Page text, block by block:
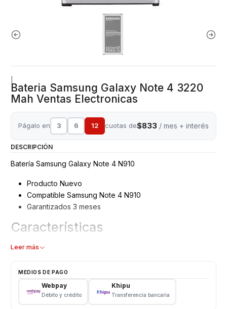
Bateria Samsung Galaxy Note 4 3220
Mah Ventas Electronicas
Págalo en 3 6 12 cuotas de$833 / mes + interés
DESCRIPCIÓN
Batería Samsung Galaxy Note 4 N910
Producto Nuevo
Compatible Samsung Note 4 N910
Garantizados 3 meses
Características
Batería Samsung
Voltaje: 3.8 v - 12.40wh
Leer más
MEDIOS DE PAGO
Webpay
Débito y crédito
Khipu
Transferencia bancaria